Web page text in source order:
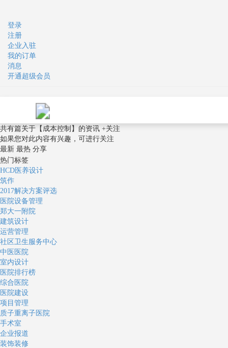
登录
注册
企业入驻
我的订单
消息
开通超级会员
共有篇关于 【 成本控制 】 的资讯 +关注
如果您对此内容有兴趣，可进行关注
最新 最热 分享
热门标签
HCD医养设计
筑作
2017解决方案评选
医院设备管理
郑大一附院
建筑设计
运营管理
社区卫生服务中心
中医医院
室内设计
医院排行榜
综合医院
医院建设
项目管理
质子重离子医院
手术室
企业报道
装饰装修